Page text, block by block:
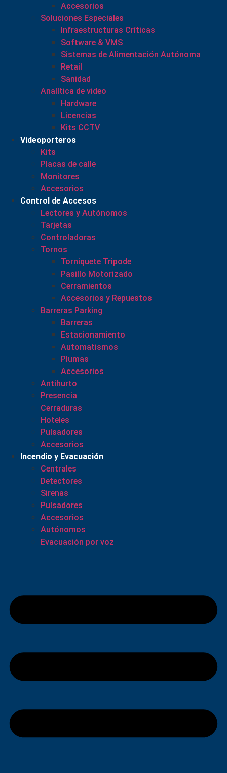
Accesorios
Soluciones Especiales
Infraestructuras Críticas
Software & VMS
Sistemas de Alimentación Autónoma
Retail
Sanidad
Analítica de video
Hardware
Licencias
Kits CCTV
Videoporteros
Kits
Placas de calle
Monitores
Accesorios
Control de Accesos
Lectores y Autónomos
Tarjetas
Controladoras
Tornos
Torniquete Tripode
Pasillo Motorizado
Cerramientos
Accesorios y Repuestos
Barreras Parking
Barreras
Estacionamiento
Automatismos
Plumas
Accesorios
Antihurto
Presencia
Cerraduras
Hoteles
Pulsadores
Accesorios
Incendio y Evacuación
Centrales
Detectores
Sirenas
Pulsadores
Accesorios
Autónomos
Evacuación por voz